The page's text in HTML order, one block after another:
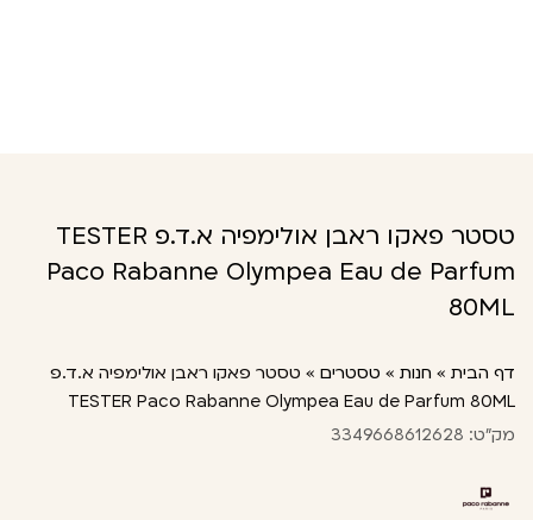
טסטר פאקו ראבן אולימפיה א.ד.פ TESTER
Paco Rabanne Olympea Eau de Parfum
80ML
דף הבית » חנות » טסטרים » טסטר פאקו ראבן אולימפיה א.ד.פ
TESTER Paco Rabanne Olympea Eau de Parfum 80ML
מק"ט: 3349668612628